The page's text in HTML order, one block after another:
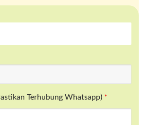
Terhubung Whatsapp) *